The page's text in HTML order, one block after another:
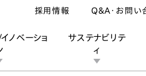
ノベーショ
サステナビリテ
ィ
採用情報 Q&A・お問い